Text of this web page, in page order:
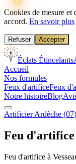
Cookies de mesure et
accord. En savoir plus
Refuser Accepter
Éclats Étincelants
Accueil
Nos formules
Feux d'artificeFeux
Notre histoireBlog
ArtificierArdèche (07)
Feu
Feu d'artifice à